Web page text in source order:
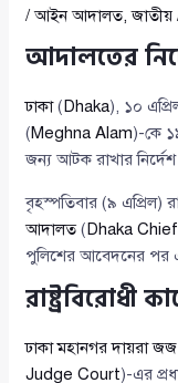
/আইন আদালত,জাতীয়
আদালতের
ঢাকা(Dhaka), ১০
(Meghna Alam)-কে
জন্য আটক রাখার
বৃহস্পতিবার (৯ এপ্রিল)
আদালত(Dhaka
পুলিশের আবেদনের পর
রাষ্ট্রবিরোধী
ঢাকা মহানগর দায়রা
Judge Court)-এর